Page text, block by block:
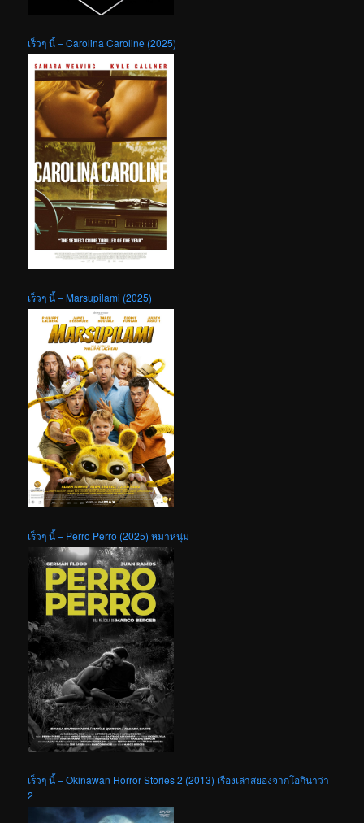
เร็วๆ นี้ – Carolina Caroline (2025)
เร็วๆ นี้ – Marsupilami (2025)
เร็วๆ นี้ – Perro Perro (2025) หมาหนุ่ม
เร็วๆ นี้ – Okinawan Horror Stories 2 (2013) เรื่องเล่าสยองจากโอกินาว่า
2